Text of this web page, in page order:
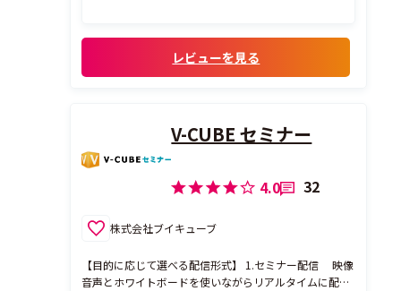
レビューを見る
V-CUBE セミナー
4.0 32
株式会社ブイキューブ
【目的に応じて選べる配信形式】 1.セミナー配信 映像
音声とホワイトボードを使いながらリアルタイムに配信